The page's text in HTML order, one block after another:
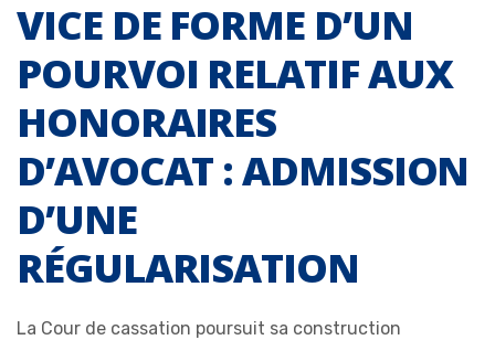
VICE DE FORME D’UN
POURVOI RELATIF AUX
HONORAIRES
D’AVOCAT : ADMISSION
D’UNE
RÉGULARISATION
La Cour de cassation poursuit sa construction